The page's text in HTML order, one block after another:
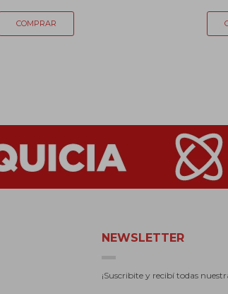
NEWSLETTER
¡Suscribite y recibí todas